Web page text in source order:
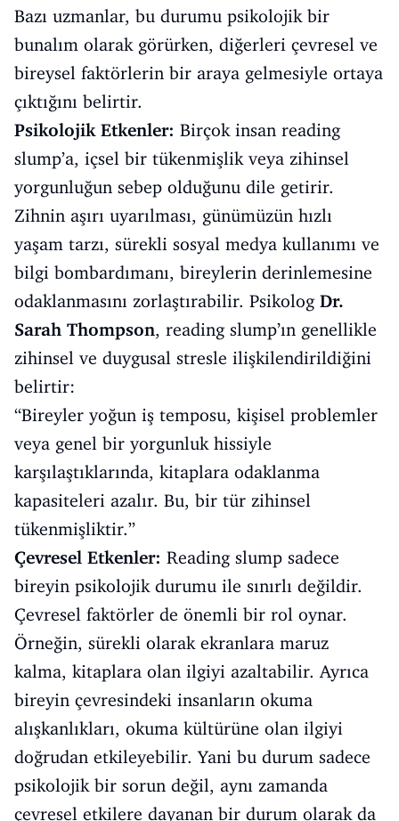
Bazı uzmanlar, bu durumu psikolojik bir
bunalım olarak görürken, diğerleri çevresel ve
bireysel faktörlerin bir araya gelmesiyle ortaya
çıktığını belirtir.
Psikolojik Etkenler: Birçok insan reading
slump’a, içsel bir tükenmişlik veya zihinsel
yorgunluğun sebep olduğunu dile getirir.
Zihnin aşırı uyarılması, günümüzün hızlı
yaşam tarzı, sürekli sosyal medya kullanımı ve
bilgi bombardımanı, bireylerin derinlemesine
odaklanmasını zorlaştırabilir. Psikolog Dr.
Sarah Thompson, reading slump’ın genellikle
zihinsel ve duygusal stresle ilişkilendirildiğini
belirtir:
“Bireyler yoğun iş temposu, kişisel problemler
veya genel bir yorgunluk hissiyle
karşılaştıklarında, kitaplara odaklanma
kapasiteleri azalır. Bu, bir tür zihinsel
tükenmişliktir.”
Çevresel Etkenler: Reading slump sadece
bireyin psikolojik durumu ile sınırlı değildir.
Çevresel faktörler de önemli bir rol oynar.
Örneğin, sürekli olarak ekranlara maruz
kalma, kitaplara olan ilgiyi azaltabilir. Ayrıca
bireyin çevresindeki insanların okuma
alışkanlıkları, okuma kültürüne olan ilgiyi
doğrudan etkileyebilir. Yani bu durum sadece
psikolojik bir sorun değil, aynı zamanda
çevresel etkilere dayanan bir durum olarak da